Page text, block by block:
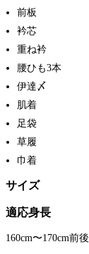
前板
衿芯
重ね衿
腰ひも3本
伊達〆
肌着
足袋
草履
巾着
サイズ
適応身長
160cm〜170cm前後